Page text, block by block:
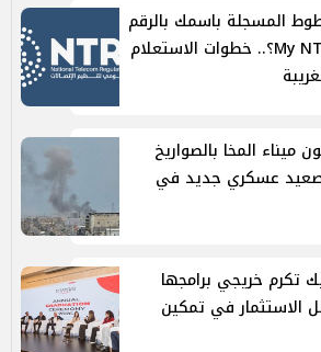
المسجلة باسمك بالرقم
القومي عبر My NTRA؟.. خطوات الاستعلام
ميناء المخا بالصواريخ
عسكري جديد في
تكرم خريجي برامجها
الاستثمار في تمكين